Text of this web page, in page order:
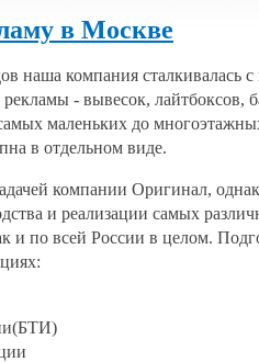
в Москве
наша компания сталкивалась
- вывесок, лайтбоксов,
маленьких до
в отдельном виде.
компании Оригинал,
и реализации самых
и по всей России в целом.